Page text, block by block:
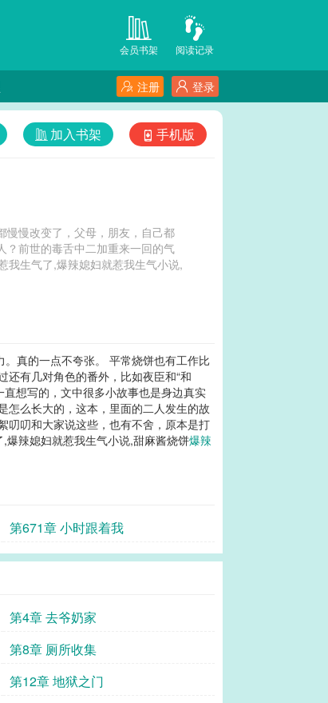
阅读记录
会员书架
登录
注册
手机版
加入书架
慢慢改变了，父母，朋友，自己都
前世的毒舌中二加重来一回的气
真的一点不夸张。 平常烧饼也有工作比
有几对角色的番外，比如夜臣和“和
想写的，文中很多小故事也是身边真实
怎么长大的，这本，里面的二人发生的故
叨叨和大家说这些，也有不舍，原本是打
爆辣媳妇就惹我生气小说,甜麻酱烧饼爆辣
第671章 小时跟着我
第4章 去爷奶家
第8章 厕所收集
第12章 地狱之门